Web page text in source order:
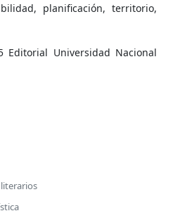
planificación, territorio,
Editorial Universidad Nacional